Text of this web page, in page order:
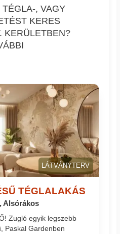
, VAGY
KERES
KERÜLETBEN?
LÁTVÁNYTERV
TÉGLALAKÁS
Alsórákos
Zugló egyik legszebb
Paskal Gardenben